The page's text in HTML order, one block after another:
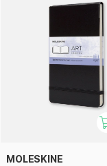
MOLESKINE